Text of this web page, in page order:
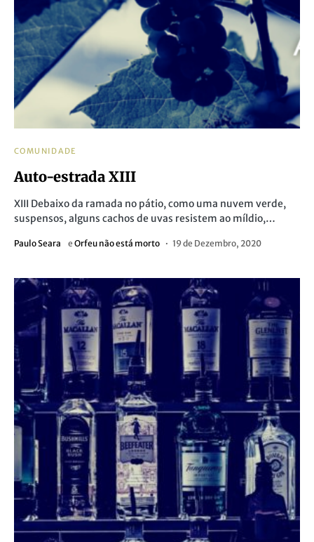
COMUNIDADE
Auto-estrada XIII
XIII Debaixo da ramada no pátio, como uma nuvem verde,
suspensos, alguns cachos de uvas resistem ao míldio,…
Paulo Seara e Orfeu não está morto 19 de Dezembro, 2020